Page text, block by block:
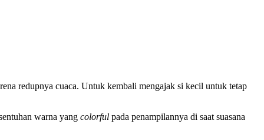
redupnya cuaca. Untuk kembali mengajak si kecil untuk tetap
warna yang colorful pada penampilannya di saat suasana